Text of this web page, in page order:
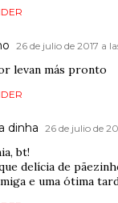
26 de julio de 2017 a
levan más pronto
dinha 26 de julio de
bt!
delícia de
e uma ótima